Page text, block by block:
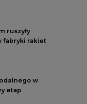
ruszyły
fabryki rakiet
w
etap